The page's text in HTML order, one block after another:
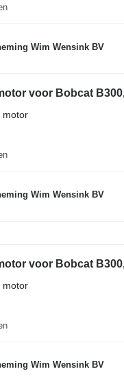
Wim Wensink BV
voor Bobcat
motor
Wim Wensink BV
voor Bobcat
motor
Wim Wensink BV